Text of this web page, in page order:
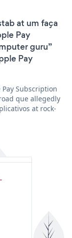
at um faça
Pay
guru”
Pay
Subscription
que allegedly
at rock-